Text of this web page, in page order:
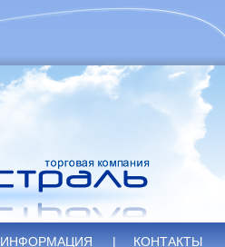
ИНФОРМАЦИЯ | КОНТАКТЫ